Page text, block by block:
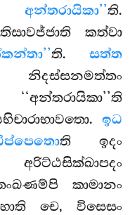
ති.
කත්වා
ති. සත්ත
ඉධ
ති ඉදං
කාමානං
චෙ, විසෙසං